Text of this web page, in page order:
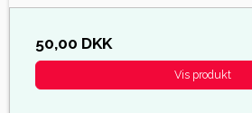
50,00 DKK
Vis produkt